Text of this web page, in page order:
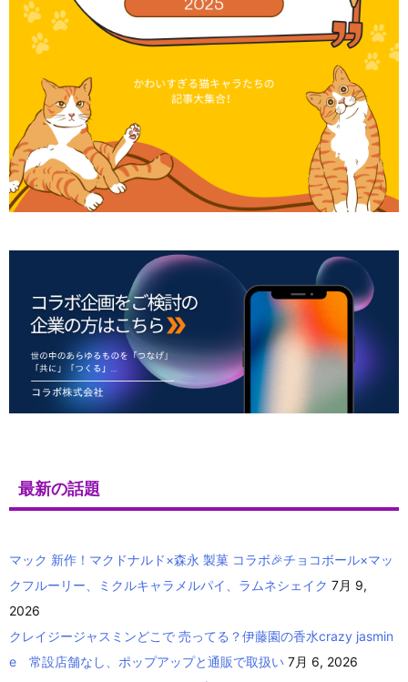
最新の話題
マック 新作！マクドナルド×森永 製菓 コラボ🎉チョコボール×マッ
クフルーリー、ミクルキャラメルパイ、ラムネシェイク 7月 9,
2026
クレイジージャスミンどこで 売ってる？伊藤園の香水crazy jasmin
e 常設店舗なし、ポップアップと通販で取扱い 7月 6, 2026